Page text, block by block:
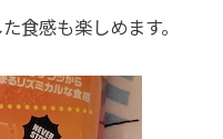
食感も楽しめます。